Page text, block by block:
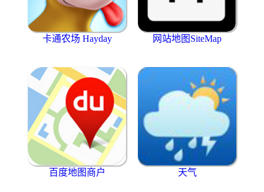
卡通农场 Hayday 网站地图SiteMap
百度地图商户 天气